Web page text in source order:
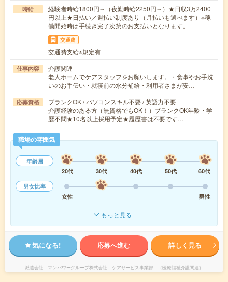
時給
経験者時給1800円～（夜勤時給2250円～）★日収3万2400
円以上★日払い／週払い制度あり（月払いも選べます）※稼
働開始時は手続き完了次第のお支払いとなります。
交通費
交通費支給※規定有
仕事内容
介護関連
老人ホームでケアスタッフをお願いします。・食事やお手洗
いのお手伝い・就寝前の水分補給・利用者さまが安…
応募資格
ブランクOK / パソコンスキル不要 / 英語力不要
介護経験のある方（無資格でもOK！）ブランクOK年齢・学
歴不問★10名以上採用予定★履歴書は不要です…
職場の雰囲気
年齢層
20代
30代 40代 50代
60代
男女比率
女性
男性
もっと見る
気になる! 応募へ進む 詳しく見る
派遣会社 マンパワーグループ株式会社 ケアサービス事業部 （医療福祉介護関連）